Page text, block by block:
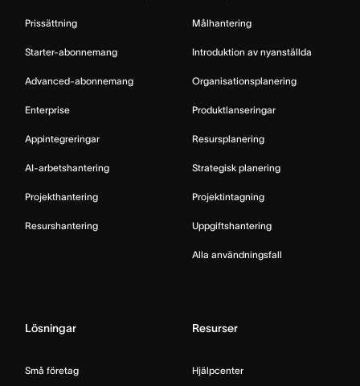
Prissättning
Starter-abonnemang
Advanced-abonnemang
Enterprise
Appintegreringar
AI-arbetshantering
Projekthantering
Resurshantering
Målhantering
Introduktion av nyanställda
Organisationsplanering
Produktlanseringar
Resursplanering
Strategisk planering
Projektintagning
Uppgiftshantering
Alla användningsfall
Lösningar
Små företag
Resurser
Hjälpcenter